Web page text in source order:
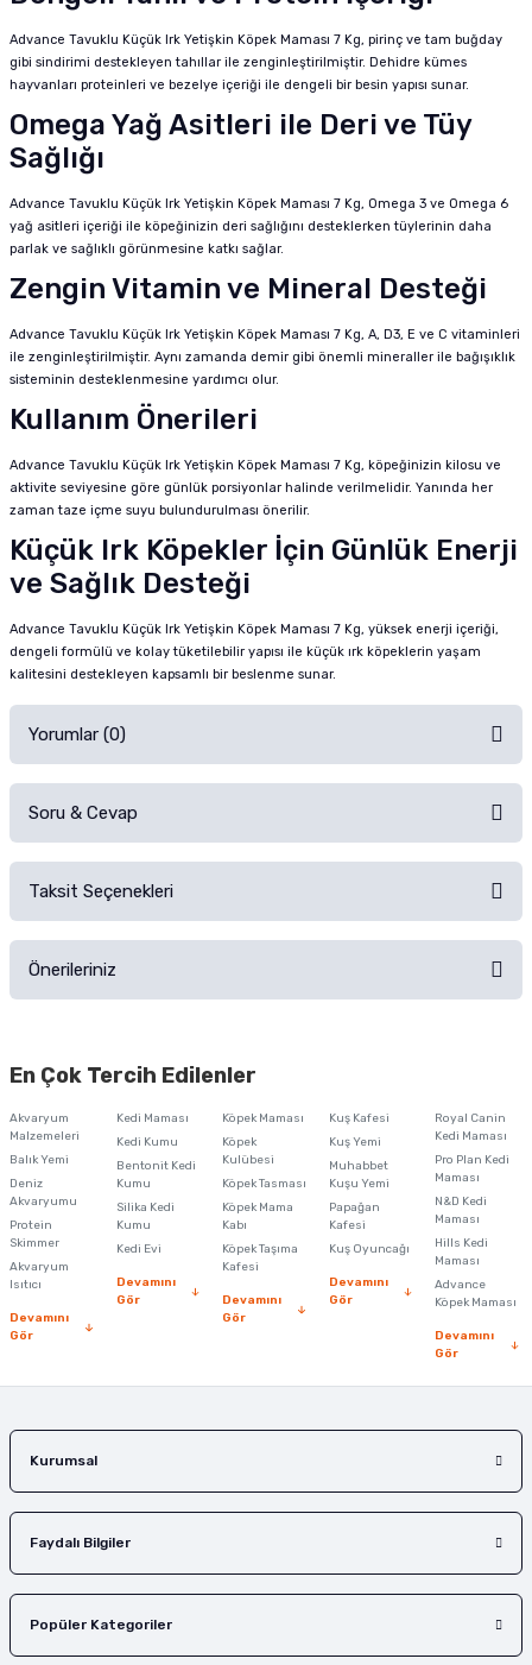
Advance Tavuklu Küçük Irk Yetişkin Köpek Maması 7 Kg, pirinç ve tam buğday
gibi sindirimi destekleyen tahıllar ile zenginleştirilmiştir. Dehidre kümes
hayvanları proteinleri ve bezelye içeriği ile dengeli bir besin yapısı sunar.
Omega Yağ Asitleri ile Deri ve Tüy
Sağlığı
Advance Tavuklu Küçük Irk Yetişkin Köpek Maması 7 Kg, Omega 3 ve Omega 6
yağ asitleri içeriği ile köpeğinizin deri sağlığını desteklerken tüylerinin daha
parlak ve sağlıklı görünmesine katkı sağlar.
Zengin Vitamin ve Mineral Desteği
Advance Tavuklu Küçük Irk Yetişkin Köpek Maması 7 Kg, A, D3, E ve C vitaminleri
ile zenginleştirilmiştir. Aynı zamanda demir gibi önemli mineraller ile bağışıklık
sisteminin desteklenmesine yardımcı olur.
Kullanım Önerileri
Advance Tavuklu Küçük Irk Yetişkin Köpek Maması 7 Kg, köpeğinizin kilosu ve
aktivite seviyesine göre günlük porsiyonlar halinde verilmelidir. Yanında her
zaman taze içme suyu bulundurulması önerilir.
Küçük Irk Köpekler İçin Günlük Enerji
ve Sağlık Desteği
Advance Tavuklu Küçük Irk Yetişkin Köpek Maması 7 Kg, yüksek enerji içeriği,
dengeli formülü ve kolay tüketilebilir yapısı ile küçük ırk köpeklerin yaşam
kalitesini destekleyen kapsamlı bir beslenme sunar.
Yorumlar (0)
Ürünü Satın Al ve Yorumla
Soru & Cevap
Taksit Seçenekleri
Önerileriniz
iletebilirsiniz.
Ürün resmi kalitesiz, bozuk veya görüntülenemiyor.
Ürün açıklamasında eksik bilgiler bulunuyor.
Ürün bilgilerinde hatalar bulunuyor.
Ürün fiyatı diğer sitelerden daha pahalı.
Bu ürüne benzer farklı alternatifler olmalı.
En Çok Tercih Edilenler
Akvaryum
Malzemeleri
Balık Yemi
Deniz
Akvaryumu
Protein
Skimmer
Akvaryum
Isıtıcı
Devamını
Gör
Kedi Maması
Kedi Kumu
Bentonit Kedi
Kumu
Silika Kedi
Kumu
Kedi Evi
Devamını
Gör
Köpek Maması
Köpek
Kulübesi
Köpek Tasması
Köpek Mama
Kabı
Köpek Taşıma
Kafesi
Devamını
Gör
Kuş Kafesi
Kuş Yemi
Muhabbet
Kuşu Yemi
Papağan
Kafesi
Kuş Oyuncağı
Devamını
Gör
Royal Canin
Kedi Maması
Pro Plan Kedi
Maması
N&D Kedi
Maması
Hills Kedi
Maması
Advance
Köpek Maması
Devamını
Gör
Kurumsal
Faydalı Bilgiler
Popüler Kategoriler